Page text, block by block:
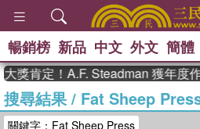
熱搜： 東
、 The
暢銷榜 新品 中文 外文 簡體
！A.F. Steadman 獲年度作家，
搜尋結果/ Fat Sheep
關鍵字：Fat Sheep Press